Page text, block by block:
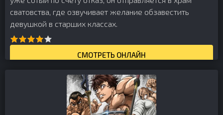
сватовства, где озвучивает желание обзавестить
девушкой в старших классах.
СМОТРЕТЬ ОНЛАЙН